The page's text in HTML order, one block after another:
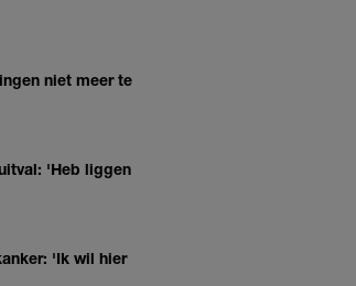
niet meer te
'Heb liggen
'Ik wil hier